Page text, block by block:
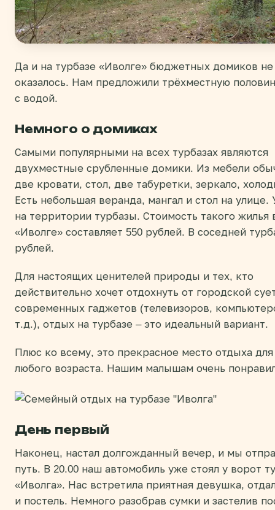
Да и на турбазе «Иволге» бюджетных домиков не
оказалось. Нам предложили трёхместную
с водой.
Немного о домиках
Самыми популярными на всех турбазах являются
двухместные срубленные домики. Из мебели
две кровати, стол, две табуретки, зеркало,
Есть небольшая веранда, мангал и стол на улице.
на территории турбазы. Стоимость такого жилья
«Иволге» составляет 550 рублей. В соседней
рублей.
Для настоящих ценителей природы и тех, кто
действительно хочет отдохнуть от городской
современных гаджетов (телевизоров,
т.д.), отдых на турбазе – это идеальный вариант.
Плюс ко всему, это прекрасное место отдыха
любого возраста. Нашим малышам очень
День первый
Наконец, настал долгожданный вечер, и мы
путь. В 20.00 наш автомобиль уже стоял у ворот
«Иволга». Нас встретила приятная девушка,
и постель. Немного разобрав сумки и застелив